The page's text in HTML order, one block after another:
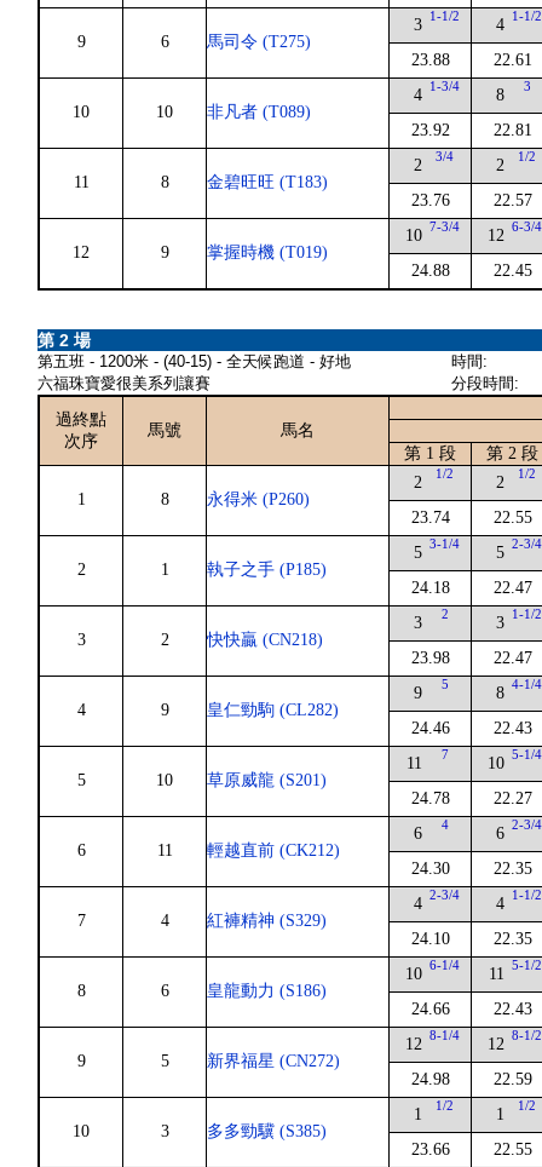
9 6 馬司令 (T275)
3 1-1/2
23.88
4 1-1/2
22.61
10 10 非凡者 (T089)
4 1-3/4
23.92
8 3
22.81
11 8 金碧旺旺 (T183)
2 3/4
23.76
2 1/2
22.57
12 9 掌握時機 (T019)
10 7-3/4
24.88
12 6-3/4
22.45
第 2 場
第五班 - 1200米 - (40-15) - 全天候跑道 - 好地
六福珠寶愛很美系列讓賽
時間:
分段時間:
過終點
次序
馬號
馬名
第 1 段
第 2 段
1 8 永得米 (P260)
2 1/2
23.74
2 1/2
22.55
2 1 執子之手 (P185)
5 3-1/4
24.18
5 2-3/4
22.47
3 2 快快贏 (CN218)
3 2
23.98
3 1-1/2
22.47
4 9 皇仁勁駒 (CL282)
9 5
24.46
8 4-1/4
22.43
5 10 草原威龍 (S201)
11 7
24.78
10 5-1/4
22.27
6 11 輕越直前 (CK212)
6 4
24.30
6 2-3/4
22.35
7 4 紅褲精神 (S329)
4 2-3/4
24.10
4 1-1/2
22.35
8 6 皇龍動力 (S186)
10 6-1/4
24.66
11 5-1/2
22.43
9 5 新界福星 (CN272)
12 8-1/4
24.98
12 8-1/2
22.59
10 3 多多勁驥 (S385)
1 1/2
23.66
1 1/2
22.55